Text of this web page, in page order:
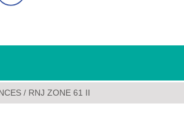
/ RNJ ZONE 61 II